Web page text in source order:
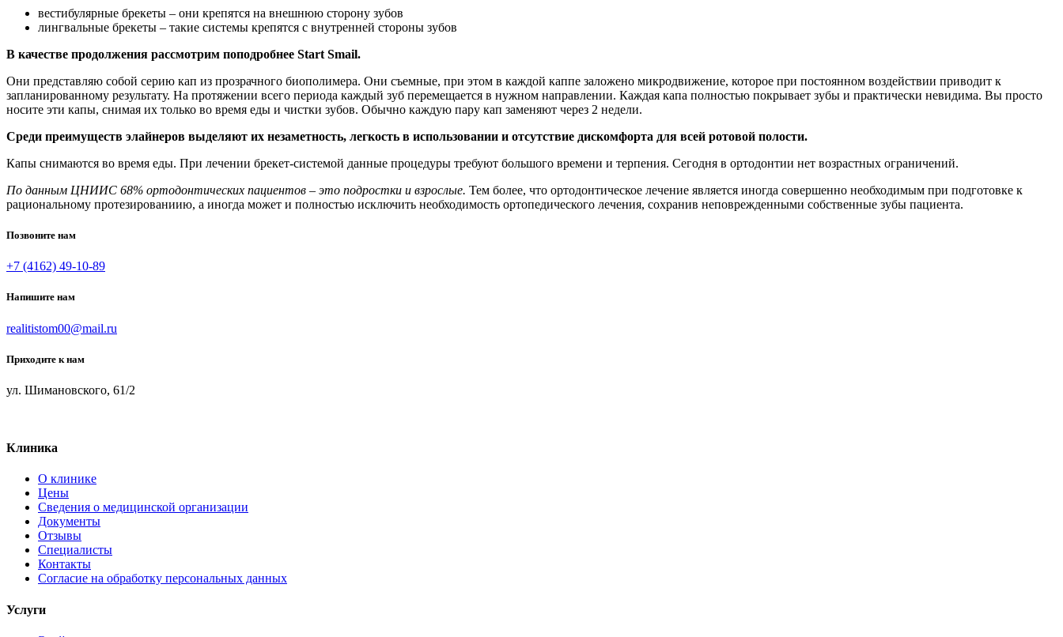
вестибулярные брекеты – они крепятся на внешнюю сторону зубов
лингвальные брекеты – такие системы крепятся с внутренней стороны зубов
В качестве продолжения рассмотрим поподробнее Start Smail.
Они представляю собой серию кап из прозрачного биополимера. Они съемные, при этом в каждой каппе заложено микродвижение, которое при постоянном воздействии приводит к
запланированному результату. На протяжении всего периода каждый зуб перемещается в нужном направлении. Каждая капа полностью покрывает зубы и практически невидима. Вы просто
носите эти капы, снимая их только во время еды и чистки зубов. Обычно каждую пару кап заменяют через 2 недели.
Среди преимуществ элайнеров выделяют их незаметность, легкость в использовании и отсутствие дискомфорта для всей ротовой полости.
Капы снимаются во время еды. При лечении брекет-системой данные процедуры требуют большого времени и терпения. Сегодня в ортодонтии нет возрастных ограничений.
По данным ЦНИИС 68% ортодонтических пациентов – это подростки и взрослые. Тем более, что ортодонтическое лечение является иногда совершенно необходимым при подготовке к
рациональному протезированиию, а иногда может и полностью исключить необходимость ортопедического лечения, сохранив неповрежденными собственные зубы пациента.
Позвоните нам
+7 (4162) 49-10-89
Напишите нам
realitistom00@mail.ru
Приходите к нам
ул. Шимановского, 61/2
Клиника
О клинике
Цены
Сведения о медицинской организации
Документы
Отзывы
Специалисты
Контакты
Согласие на обработку персональных данных
Услуги